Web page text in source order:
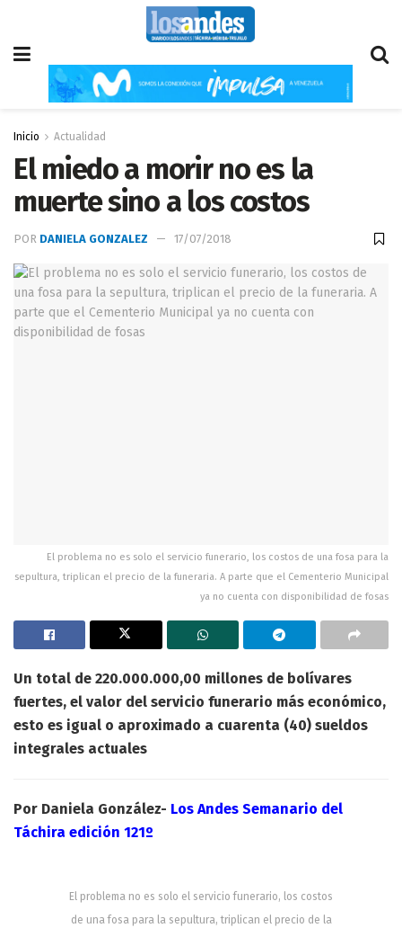
Inicio Actualidad
El miedo a morir no es la
muerte sino a los costos
POR DANIELA GONZALEZ 17/07/2018
El problema no es solo el servicio funerario, los costos de una fosa para la
sepultura, triplican el precio de la funeraria. A parte que el Cementerio Municipal
ya no cuenta con disponibilidad de fosas
Un total de 220.000.000,00 millones de bolívares
fuertes, el valor del servicio funerario más económico,
esto es igual o aproximado a cuarenta (40) sueldos
integrales actuales
Por Daniela González- Los Andes Semanario del
Táchira edición 121º
El problema no es solo el servicio funerario, los costos
de una fosa para la sepultura, triplican el precio de la